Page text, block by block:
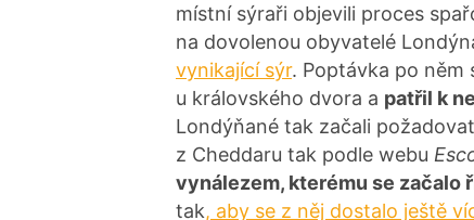
místní sýraři objevili proces
na dovolenou obyvatelé
vynikající sýr. Poptávka po něm
u královského dvora a patřil k
Londýňané tak začali
z Cheddaru tak podle webu
vynálezem, kterému se začalo
tak, aby se z něj dostalo ještě